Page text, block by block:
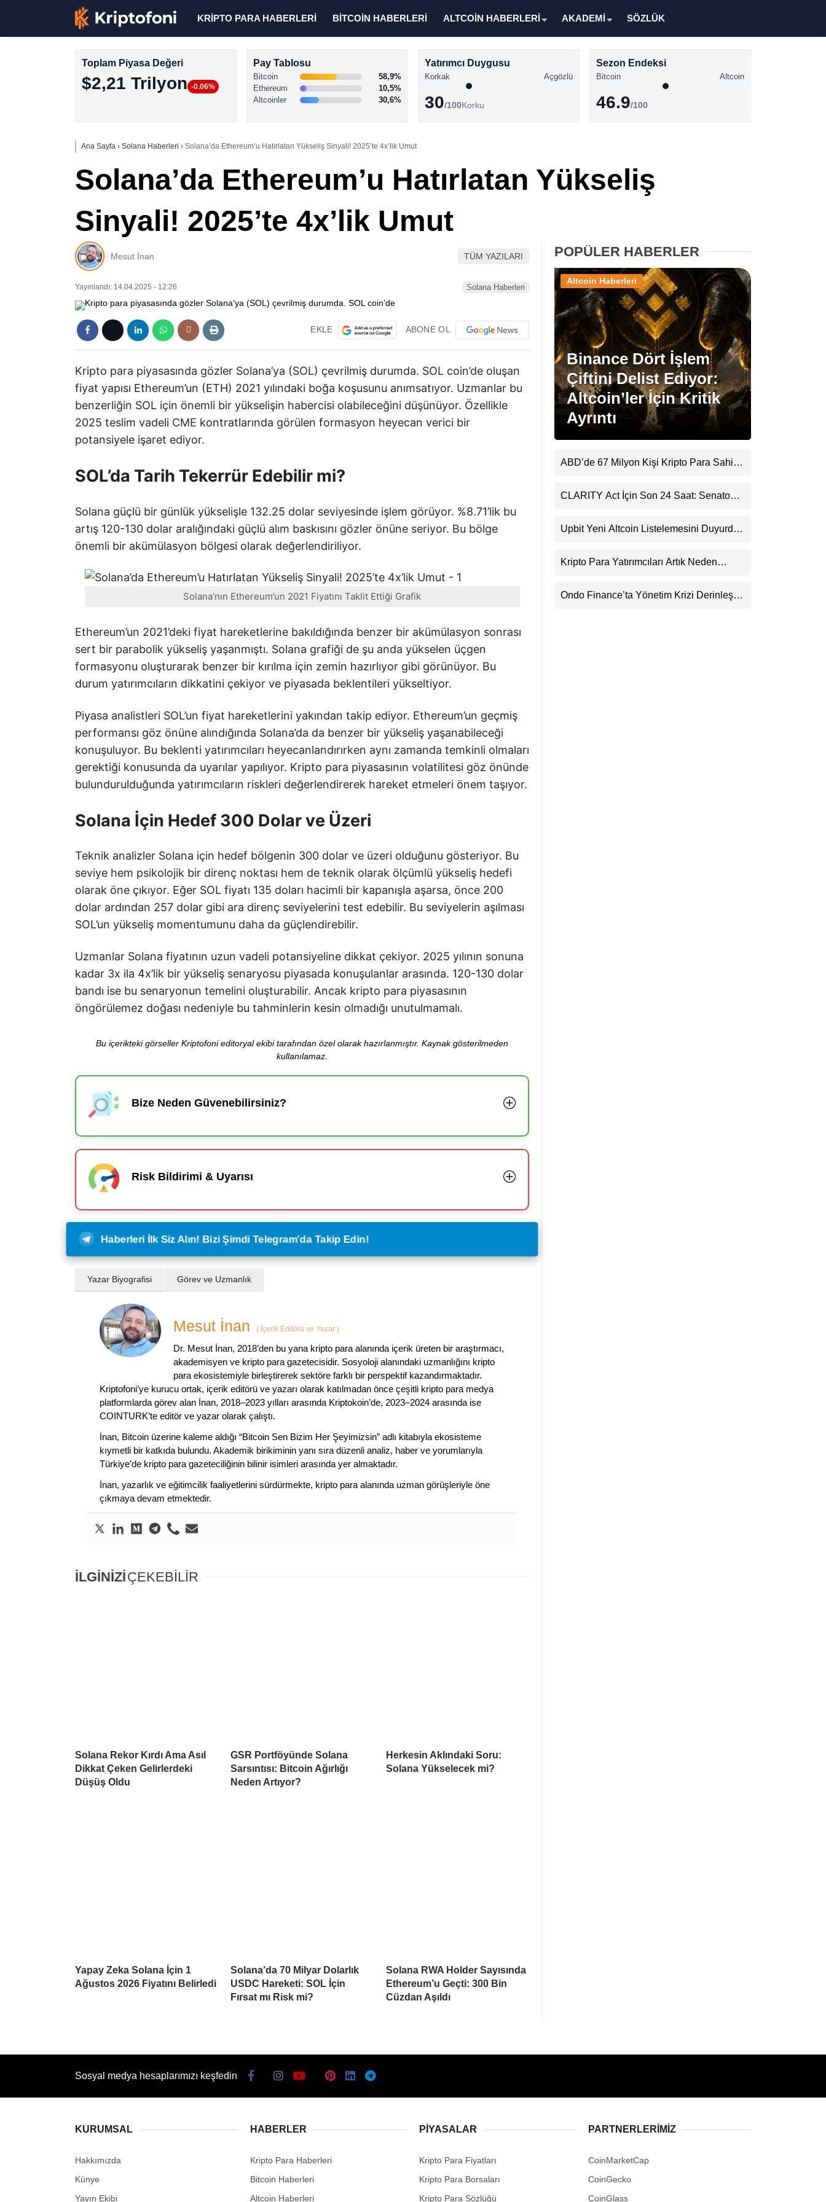
XRP Haberleri
Memecoin Haberleri
Stablecoin Haberleri
Facebook
Instagram
Telegram
KRİPTO PARA HABERLERİ BİTCOİN HABERLERİ ALTCOİN HABERLERİ AKADEMİ SÖZLÜK
Toplam Piyasa Değeri
$2,21 Trilyon -0.06%
Pay Tablosu
Bitcoin
58,9%
Ethereum
10,5%
Altcoinler
30,6%
Yatırımcı Duygusu
Korkak Açgözlü
30/100Korku
Sezon Endeksi
Bitcoin Altcoin
46.9/100
Ana Sayfa › Solana Haberleri › Solana’da Ethereum’u Hatırlatan Yükseliş Sinyali! 2025’te 4x’lik Umut
Solana’da Ethereum’u Hatırlatan Yükseliş
Sinyali! 2025’te 4x’lik Umut
Mesut İnan TÜM YAZILARI
Yayınlandı: 14.04.2025 - 12:26 Solana Haberleri
EKLE ABONE OL
Kripto para piyasasında gözler Solana’ya (SOL) çevrilmiş durumda. SOL coin’de oluşan
fiyat yapısı Ethereum’un (ETH) 2021 yılındaki boğa koşusunu anımsatıyor. Uzmanlar bu
benzerliğin SOL için önemli bir yükselişin habercisi olabileceğini düşünüyor. Özellikle
2025 teslim vadeli CME kontratlarında görülen formasyon heyecan verici bir
potansiyele işaret ediyor.
SOL’da Tarih Tekerrür Edebilir mi?
Solana güçlü bir günlük yükselişle 132.25 dolar seviyesinde işlem görüyor. %8.71’lik bu
artış 120-130 dolar aralığındaki güçlü alım baskısını gözler önüne seriyor. Bu bölge
önemli bir akümülasyon bölgesi olarak değerlendiriliyor.
Solana’nın Ethereum’un 2021 Fiyatını Taklit Ettiği Grafik
Ethereum’un 2021’deki fiyat hareketlerine bakıldığında benzer bir akümülasyon sonrası
sert bir parabolik yükseliş yaşanmıştı. Solana grafiği de şu anda yükselen üçgen
formasyonu oluşturarak benzer bir kırılma için zemin hazırlıyor gibi görünüyor. Bu
durum yatırımcıların dikkatini çekiyor ve piyasada beklentileri yükseltiyor.
Piyasa analistleri SOL’un fiyat hareketlerini yakından takip ediyor. Ethereum’un geçmiş
performansı göz önüne alındığında Solana’da da benzer bir yükseliş yaşanabileceği
konuşuluyor. Bu beklenti yatırımcıları heyecanlandırırken aynı zamanda temkinli olmaları
gerektiği konusunda da uyarılar yapılıyor. Kripto para piyasasının volatilitesi göz önünde
bulundurulduğunda yatırımcıların riskleri değerlendirerek hareket etmeleri önem taşıyor.
Solana İçin Hedef 300 Dolar ve Üzeri
Teknik analizler Solana için hedef bölgenin 300 dolar ve üzeri olduğunu gösteriyor. Bu
seviye hem psikolojik bir direnç noktası hem de teknik olarak ölçümlü yükseliş hedefi
olarak öne çıkıyor. Eğer SOL fiyatı 135 doları hacimli bir kapanışla aşarsa, önce 200
dolar ardından 257 dolar gibi ara direnç seviyelerini test edebilir. Bu seviyelerin aşılması
SOL’un yükseliş momentumunu daha da güçlendirebilir.
Uzmanlar Solana fiyatının uzun vadeli potansiyeline dikkat çekiyor. 2025 yılının sonuna
kadar 3x ila 4x’lik bir yükseliş senaryosu piyasada konuşulanlar arasında. 120-130 dolar
bandı ise bu senaryonun temelini oluşturabilir. Ancak kripto para piyasasının
öngörülemez doğası nedeniyle bu tahminlerin kesin olmadığı unutulmamalı.
Bu içerikteki görseller Kriptofoni editoryal ekibi tarafından özel olarak hazırlanmıştır. Kaynak gösterilmeden
kullanılamaz.
Bize Neden Güvenebilirsiniz?
Risk Bildirimi & Uyarısı
Haberleri İlk Siz Alın! Bizi Şimdi Telegram'da Takip Edin!
Yazar Biyografisi Görev ve Uzmanlık
Mesut İnan ( İçerik Editörü ve Yazar )
Dr. Mesut İnan, 2018’den bu yana kripto para alanında içerik üreten bir araştırmacı,
akademisyen ve kripto para gazetecisidir. Sosyoloji alanındaki uzmanlığını kripto
para ekosistemiyle birleştirerek sektöre farklı bir perspektif kazandırmaktadır.
Kriptofoni’ye kurucu ortak, içerik editörü ve yazarı olarak katılmadan önce çeşitli kripto para medya
platformlarda görev alan İnan, 2018–2023 yılları arasında Kriptokoin’de, 2023–2024 arasında ise
COINTURK’te editör ve yazar olarak çalıştı.
İnan, Bitcoin üzerine kaleme aldığı “Bitcoin Sen Bizim Her Şeyimizsin” adlı kitabıyla ekosisteme
kıymetli bir katkıda bulundu. Akademik birikiminin yanı sıra düzenli analiz, haber ve yorumlarıyla
Türkiye’de kripto para gazeteciliğinin bilinir isimleri arasında yer almaktadır.
İnan, yazarlık ve eğitimcilik faaliyetlerini sürdürmekte, kripto para alanında uzman görüşleriyle öne
çıkmaya devam etmektedir.
İLGİNİZİÇEKEBİLİR
Solana Rekor Kırdı Ama Asıl
Dikkat Çeken Gelirlerdeki
Düşüş Oldu
GSR Portföyünde Solana
Sarsıntısı: Bitcoin Ağırlığı
Neden Artıyor?
Herkesin Aklındaki Soru:
Solana Yükselecek mi?
Yapay Zeka Solana İçin 1
Ağustos 2026 Fiyatını Belirledi
Solana’da 70 Milyar Dolarlık
USDC Hareketi: SOL İçin
Fırsat mı Risk mi?
Solana RWA Holder Sayısında
Ethereum’u Geçti: 300 Bin
Cüzdan Aşıldı
POPÜLER HABERLER
Binance Dört İşlem
Çiftini Delist Ediyor:
Altcoin’ler İçin Kritik
Ayrıntı
Altcoin Haberleri
ABD’de 67 Milyon Kişi Kripto Para Sahibi:
CLARITY Act İçin Son 24 Saat: Senato
Beklentisini Bozabilir
Upbit Yeni Altcoin Listelemesini Duyurdu:
Görecek
Kripto Para Yatırımcıları Artık Neden
Ondo Finance’ta Yönetim Krizi Derinleşti:
Sosyal medya hesaplarımızı keşfedin
KURUMSAL
Hakkımızda
Künye
Yayın Ekibi
HABERLER
Kripto Para Haberleri
Bitcoin Haberleri
Altcoin Haberleri
PIYASALAR
Kripto Para Fiyatları
Kripto Para Borsaları
Kripto Para Sözlüğü
PARTNERLERIMIZ
CoinMarketCap
CoinGecko
CoinGlass